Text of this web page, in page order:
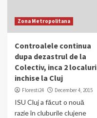
Zona Metropolitana
Controalele continua
dupa dezastrul de la
Colectiv, inca 2 localuri
inchise la Cluj
Floresti24 December 4, 2015
ISU Cluj a făcut o nouă
razie în cluburile clujene